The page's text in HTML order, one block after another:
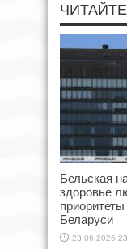
Бельская
здоровье
Беларуси
23.06.2026